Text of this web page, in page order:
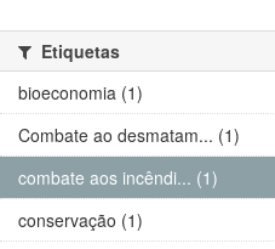
Etiquetas
bioeconomia (1)
Combate ao desmatam... (1)
combate aos incêndi... (1)
conservação (1)